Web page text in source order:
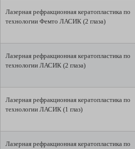
Лазерная рефракционная кератопластика по
технологии Фемто ЛАСИК (2 глаза)
Лазерная рефракционная кератопластика по
технологии ЛАСИК (2 глаза)
Лазерная рефракционная кератопластика по
технологии ЛАСИК (1 глаз)
Лазерная рефракционная кератопластика по